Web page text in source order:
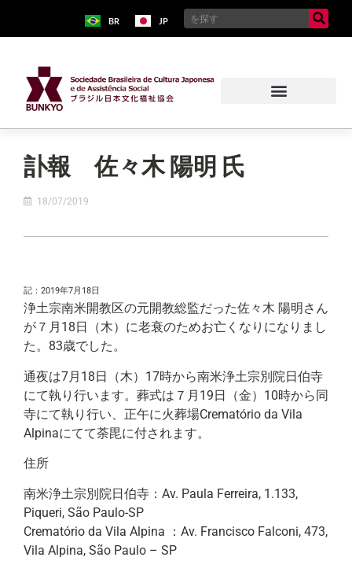
BR JP
訃報 佐々木 陽明 氏
18/07/2019
記：2019年7月18日
浄土宗南米開教区の元開教総監だった佐々木 陽明さん
が７月18日（木）に老衰のためお亡くなりになりまし
た。83歳でした。
通夜は7月18日（木）17時から南米浄土宗別院日伯寺
にて執り行います。葬式は７月19日（金）10時から同
寺にて執り行い、正午に火葬場Crematório da Vila
Alpinaにてて荼毘に付されます。
住所
南米浄土宗別院日伯寺：Av. Paula Ferreira, 1.133,
Piqueri, São Paulo-SP
Crematório da Vila Alpina ：Av. Francisco Falconi, 473,
Vila Alpina, São Paulo – SP